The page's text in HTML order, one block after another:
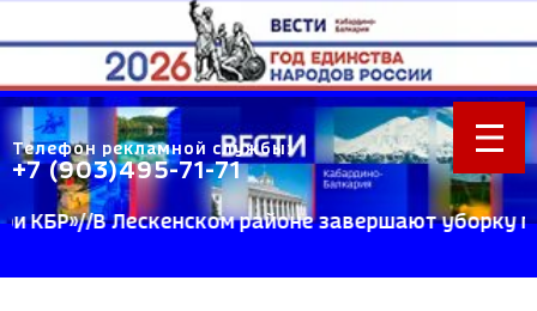
Телефон рекламной службы:
+7 (903)495-71-71
В Лескенском районе завершают уборку